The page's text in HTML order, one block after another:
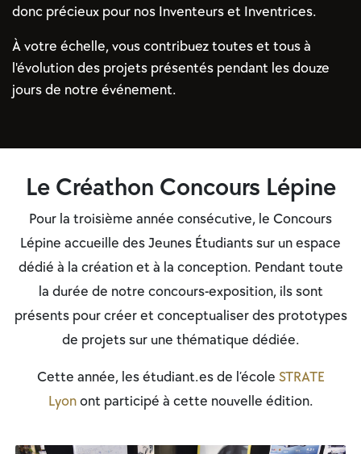
donc précieux pour nos Inventeurs et Inventrices.
À votre échelle, vous contribuez toutes et tous à
l'évolution des projets présentés pendant les douze
jours de notre événement.
Le Créathon Concours Lépine
Pour la troisième année consécutive, le Concours
Lépine accueille des Jeunes Étudiants sur un espace
dédié à la création et à la conception. Pendant toute
la durée de notre concours-exposition, ils sont
présents pour créer et conceptualiser des prototypes
de projets sur une thématique dédiée.
Cette année, les étudiant.es de l’école STRATE
Lyonont participé à cette nouvelle édition.